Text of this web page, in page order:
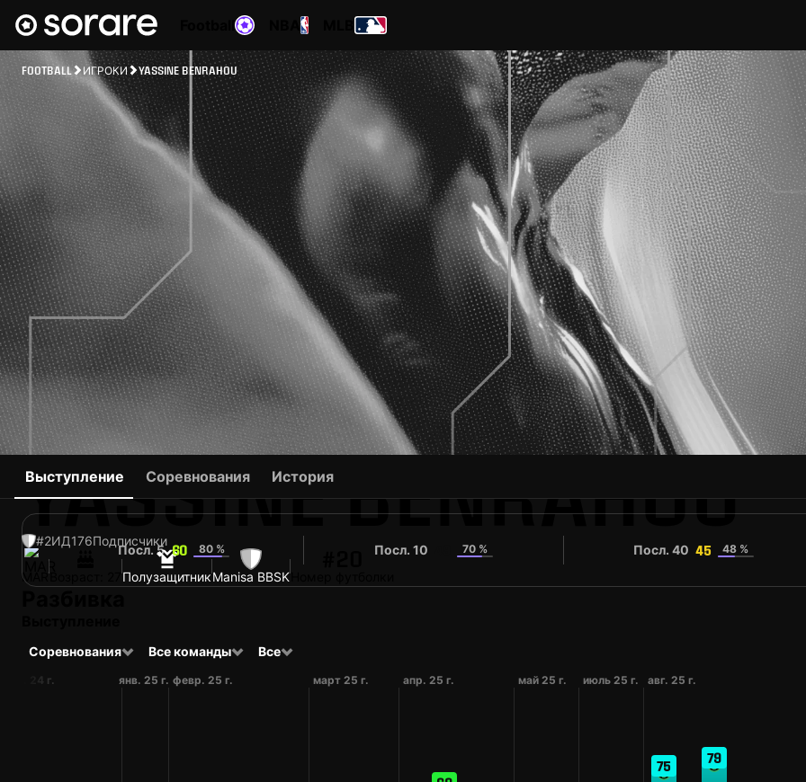
FOOTBALL ИГРОКИ YASSINE BENRAHOU
YASSINE BENRAHOU
#2ИД176Подписчики
MAR ПолузащитникManisa BBSK
Выступление Соревнования История
Посл. 5 60 80 % Посл. 10 70 % Посл. 40 45 48 %
Соревнования Все команды Все
дек. 24 г. янв. 25 г. февр. 25 г. март 25 г. апр. 25 г. май 25 г. июль 25 г. авг. 25 г.
75
79